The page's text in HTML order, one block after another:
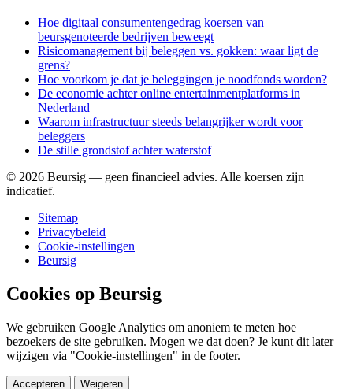
Hoe digitaal consumentengedrag koersen van
beursgenoteerde bedrijven beweegt
Risicomanagement bij beleggen vs. gokken: waar ligt de
grens?
Hoe voorkom je dat je beleggingen je noodfonds worden?
De economie achter online entertainmentplatforms in
Nederland
Waarom infrastructuur steeds belangrijker wordt voor
beleggers
De stille grondstof achter waterstof
© 2026 Beursig — geen financieel advies. Alle koersen zijn
indicatief.
Sitemap
Privacybeleid
Cookie-instellingen
Beursig
Cookies op Beursig
We gebruiken Google Analytics om anoniem te meten hoe
bezoekers de site gebruiken. Mogen we dat doen? Je kunt dit later
wijzigen via "Cookie-instellingen" in de footer.
Accepteren Weigeren